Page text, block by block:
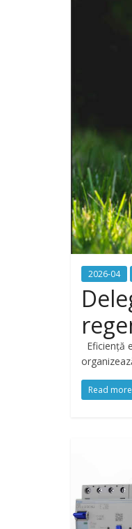
2026-04
Eficiență
Read more